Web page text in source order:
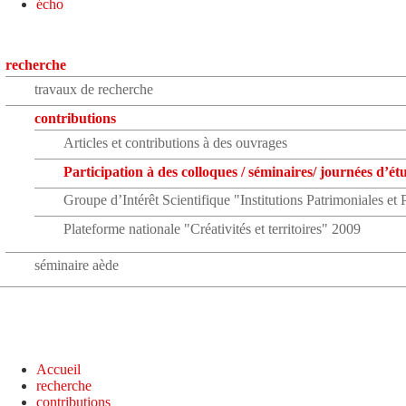
écho
recherche
travaux de recherche
contributions
Articles et contributions à des ouvrages
Participation à des colloques / séminaires/ journées
Groupe d’Intérêt Scientifique "Institutions Patrimoniales
Plateforme nationale "Créativités et territoires" 2009
séminaire aède
Accueil
recherche
contributions